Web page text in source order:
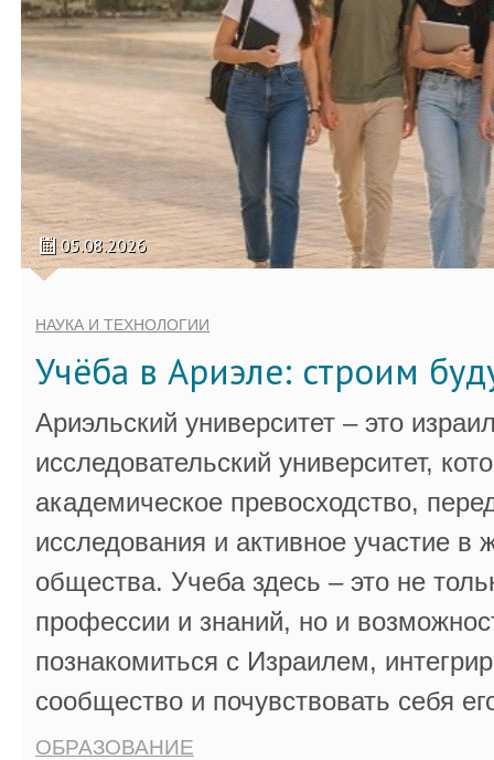
05.08.2026
НАУКА И ТЕХНОЛОГИИ
Учёба в Ариэле: строим
Ариэльский университет – это
исследовательский университет,
академическое превосходство,
исследования и активное участие в
общества. Учеба здесь – это не
профессии и знаний, но и
познакомиться с Израилем,
сообщество и почувствовать себя
ОБРАЗОВАНИЕ